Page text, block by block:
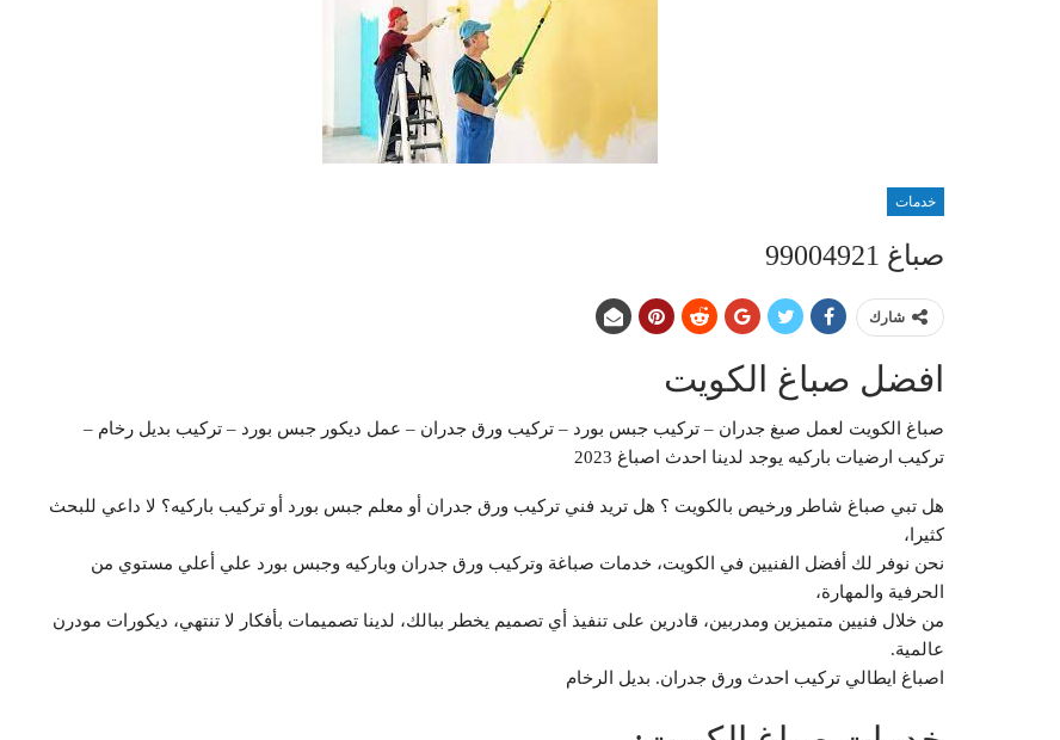
خدمات
صباغ 99004921
شارك
افضل صباغ الكويت
صباغ الكويت لعمل صبغ جدران – تركيب جبس بورد – تركيب ورق جدران – عمل ديكور جبس بورد – تركيب بديل رخام –
تركيب ارضيات باركيه يوجد لدينا احدث اصباغ 2023
هل تبي صباغ شاطر ورخيص بالكويت ؟ هل تريد فني تركيب ورق جدران أو معلم جبس بورد أو تركيب باركيه؟ لا داعي للبحث
كثيرا،
نحن نوفر لك أفضل الفنيين في الكويت، خدمات صباغة وتركيب ورق جدران وباركيه وجبس بورد علي أعلي مستوي من
الحرفية والمهارة،
من خلال فنيين متميزين ومدربين، قادرين على تنفيذ أي تصميم يخطر ببالك، لدينا تصميمات بأفكار لا تنتهي، ديكورات مودرن
عالمية.
اصباغ ايطالي تركيب احدث ورق جدران. بديل الرخام